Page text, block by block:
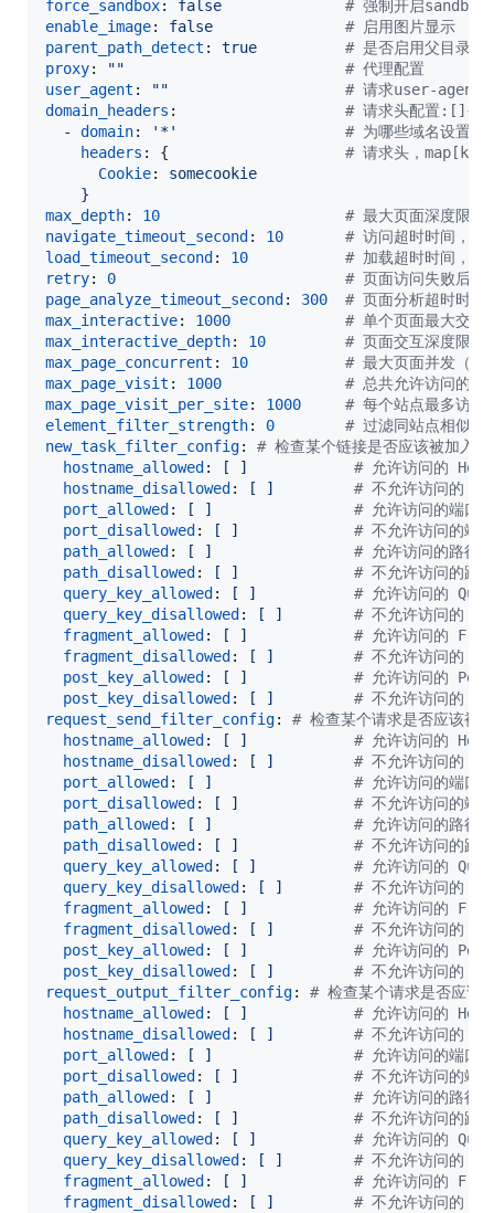
force_sandbox: false # 强制开启sandbox
enable_image: false # 启用图片显示
parent_path_detect : true # 是否启用父目录探
proxy: "" # 代理配置
user_agent : "" # 请求user-agent
domain_headers : # 请求头配置
  -
domain: ' *' # 为哪些域名设置
headers : { # 请求头，
Cookie: somecookie
}
max_depth: 10 # 最大页面深度限制
navigate_timeout_second : 10 # 访问超时时间，单
load_timeout_second : 10 # 加载超时时间，单
retry: 0 # 页面访问失败后的
page_analyze_timeout_second : 300 # 页面分析超时时间
max_interactive: 1000 # 单个页面最大交互
max_interactive_depth: 10 # 页面交互深度限制
max_page_concurrent : 10 # 最大页面并发（不
max_page_visit : 1000 # 总共允许访问的页
max_page_visit_per_site: 1000 # 每个站点最多访问
element_filter_strength: 0 # 过滤同站点相似元
new_task_filter_config: # 检查某个链接是否应该被加入爬
hostname_allowed : [ ] # 允许访问的
hostname_disallowed : [ ] # 不允许访问的
port_allowed : [ ] # 允许访问的端口,
port_disallowed : [ ] # 不允许访问的端
path_allowed : [ ] # 允许访问的路径
path_disallowed : [ ] # 不允许访问的
query_key_allowed : [ ] # 允许访问的
query_key_disallowed : [ ] # 不允许访问的
fragment_allowed : [ ] # 允许访问的
fragment_disallowed : [ ] # 不允许访问的
post_key_allowed : [ ] # 允许访问的
post_key_disallowed : [ ] # 不允许访问的
request_send_filter_config: # 检查某个请求是否应该被
hostname_allowed : [ ] # 允许访问的
hostname_disallowed : [ ] # 不允许访问的
port_allowed : [ ] # 允许访问的端口,
port_disallowed : [ ] # 不允许访问的端
path_allowed : [ ] # 允许访问的路径
path_disallowed : [ ] # 不允许访问的
query_key_allowed : [ ] # 允许访问的
query_key_disallowed : [ ] # 不允许访问的
fragment_allowed : [ ] # 允许访问的
fragment_disallowed : [ ] # 不允许访问的
post_key_allowed : [ ] # 允许访问的
post_key_disallowed : [ ] # 不允许访问的
request_output_filter_config: # 检查某个请求是否应该
hostname_allowed : [ ] # 允许访问的
hostname_disallowed : [ ] # 不允许访问的
port_allowed : [ ] # 允许访问的端口,
port_disallowed : [ ] # 不允许访问的端
path_allowed : [ ] # 允许访问的路径
path_disallowed : [ ] # 不允许访问的
query_key_allowed : [ ] # 允许访问的
query_key_disallowed : [ ] # 不允许访问的
fragment_allowed : [ ] # 允许访问的
fragment_disallowed : [ ] # 不允许访问的